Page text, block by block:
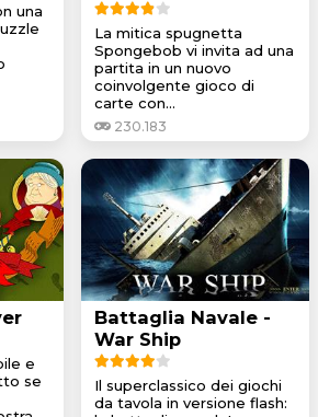
una
La mitica spugnetta
Spongebob vi invita ad una
partita in un nuovo
coinvolgente gioco di
carte con...
230.183
e
se
Battaglia Navale -
War Ship
Il superclassico dei giochi
da tavola in versione flash: